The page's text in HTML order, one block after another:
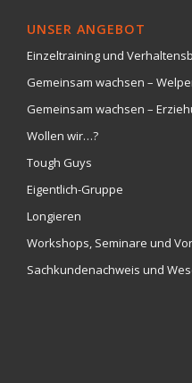
UNSER ANGEBOT
Einzeltraining und
Gemeinsam wachsen –
Gemeinsam wachsen –
Wollen wir…?
Tough Guys
Eigentlich-Gruppe
Longieren
Workshops, Seminare und
Sachkundenachweis und